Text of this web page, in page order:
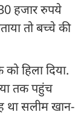
हजार रुपये
तो बच्चे की
हिला दिया.
तक पहुंच
था सलीम खान-